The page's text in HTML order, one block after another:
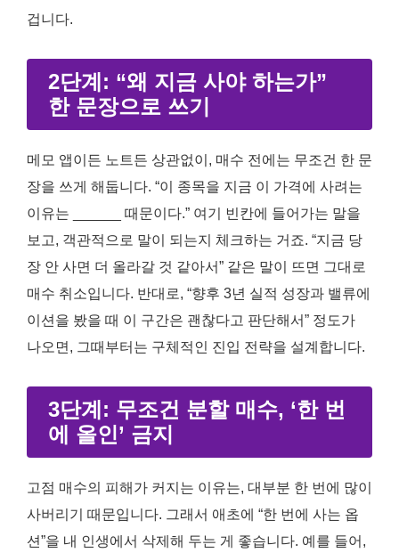
겁니다.
2단계: “왜 지금 사야 하는가”
한 문장으로 쓰기
메모 앱이든 노트든 상관없이, 매수 전에는 무조건 한 문
장을 쓰게 해둡니다. “이 종목을 지금 이 가격에 사려는
이유는 ______ 때문이다.” 여기 빈칸에 들어가는 말을
보고, 객관적으로 말이 되는지 체크하는 거죠. “지금 당
장 안 사면 더 올라갈 것 같아서” 같은 말이 뜨면 그대로
매수 취소입니다. 반대로, “향후 3년 실적 성장과 밸류에
이션을 봤을 때 이 구간은 괜찮다고 판단해서” 정도가
나오면, 그때부터는 구체적인 진입 전략을 설계합니다.
3단계: 무조건 분할 매수, ‘한 번
에 올인’ 금지
고점 매수의 피해가 커지는 이유는, 대부분 한 번에 많이
사버리기 때문입니다. 그래서 애초에 “한 번에 사는 옵
션”을 내 인생에서 삭제해 두는 게 좋습니다. 예를 들어,